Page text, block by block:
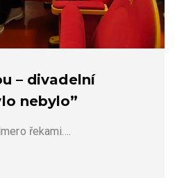
– divadelní
nebylo”
řekami….